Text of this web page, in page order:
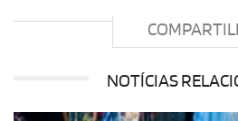
NOTÍCIAS